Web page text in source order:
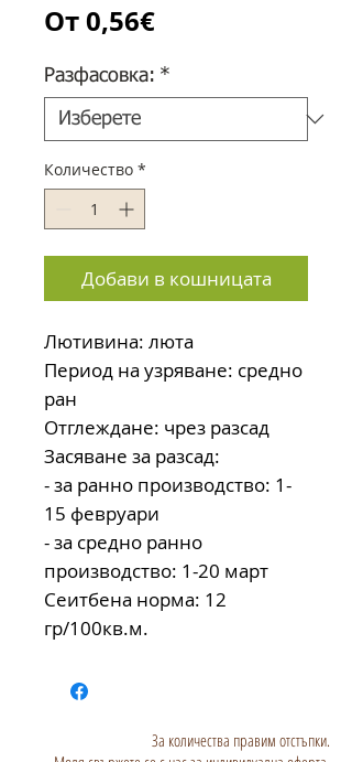
От0,56€Продажна
Разфасовка: *
Количество *
Добави в кошницата
Лютивина: люта
Период на узряване: средно
ран
Отглеждане: чрез разсад
Засяване за разсад:
- за ранно производство: 1-
15 февруари
- за средно ранно
производство: 1-20 март
Сеитбена норма: 12
гр/100кв.м.
За количества правим отстъпки.